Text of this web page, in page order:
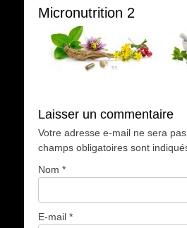
Micronutrition 2
Laisser un commentaire
Votre adresse e-mail ne sera pas
champs obligatoires sont
Nom *
E-mail *